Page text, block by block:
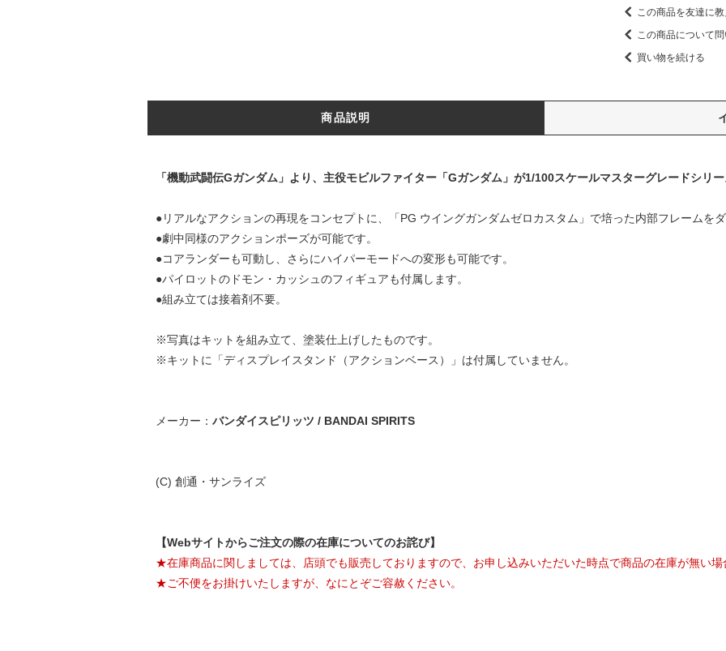
この商品を友達に教
この商品について
買い物を続ける
商品説明
「機動武闘伝Gガンダム」より、主役モビルファイター「Gガンダム」が1/100スケールマスターグレードシリー
●リアルなアクションの再現をコンセプトに、「PG ウイングガンダムゼロカスタム」で培った内部フレームをダ
●劇中同様のアクションポーズが可能です。
●コアランダーも可動し、さらにハイパーモードへの変形も可能です。
●パイロットのドモン・カッシュのフィギュアも付属します。
●組み立ては接着剤不要。
※写真はキットを組み立て、塗装仕上げしたものです。
※キットに「ディスプレイスタンド（アクションベース）」は付属していません。
メーカー： バンダイスピリッツ / BANDAI SPIRITS
(C) 創通・サンライズ
【Webサイトからご注文の際の在庫についてのお詫び】
★在庫商品に関しましては、店頭でも販売しておりますので、お申し込みいただいた時点で商品の在庫が無い場
★ご不便をお掛けいたしますが、なにとぞご容赦ください。